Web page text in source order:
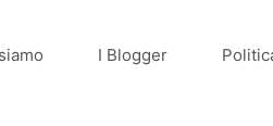
I Blogger